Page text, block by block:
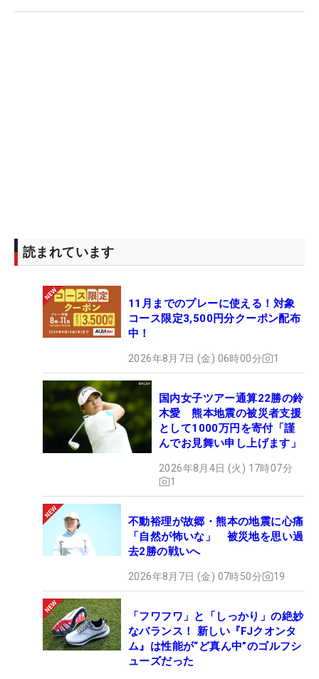
読まれています
11月までのプレーに使える！対象
コース限定3,500円分クーポン配布
中！
2026年8月7日 (金) 06時00分 1
国内女子ツアー通算22勝の鈴
木愛 熊本地震の被災者支援
として1000万円を寄付「謹
んでお見舞い申し上げます」
2026年8月4日 (火) 17時07分
1
不動裕理が故郷・熊本の地震に心痛
「自然が怖いな」 被災地を思い過
去2勝の戦いへ
2026年8月7日 (金) 07時50分 19
「フワフワ」と「しっかり」の絶妙
なバランス！ 新しい『FJクオンタ
ム』は性能が“ど真ん中”のゴルフシ
ューズだった